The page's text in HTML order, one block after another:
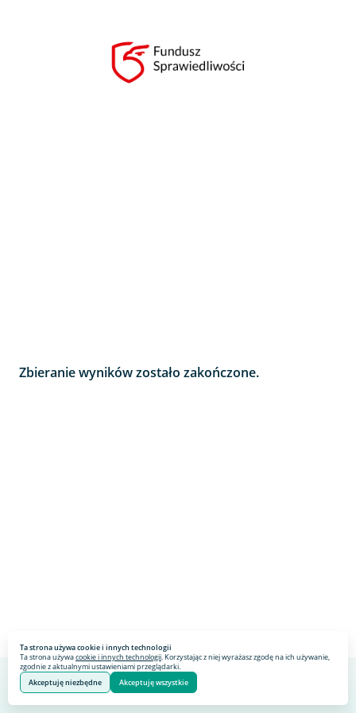
Ta strona używa cookie i innych technologii
Ta strona używacookie i innych technologii. Korzystając z niej wyrażasz zgodę na ich używanie,
zgodnie z aktualnymi ustawieniami przeglądarki.
Akceptuję niezbędne
Akceptuję wszystkie
Zbieranie wyników zostało zakończone.
Stworzone naWebankieta